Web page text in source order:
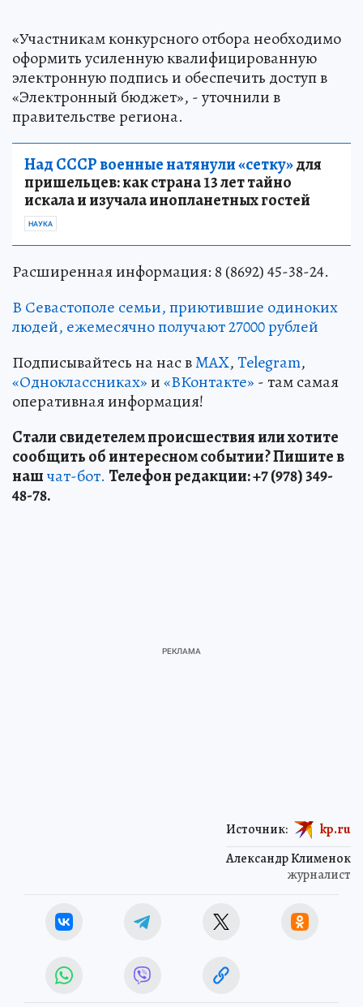
«Участникам конкурсного отбора необходимо
оформить усиленную квалифицированную
электронную подпись и обеспечить доступ в
«Электронный бюджет», - уточнили в
правительстве региона.
Над СССР военные натянули «сетку»для
пришельцев: как страна 13 лет тайно
искала и изучала инопланетных гостей
НАУКА
Расширенная информация: 8 (8692) 45-38-24.
В Севастополе семьи, приютившие одиноких
людей, ежемесячно получают 27000 рублей
Подписывайтесь на нас вMAX,Telegram,
«Одноклассниках»и«ВКонтакте» - там самая
оперативная информация!
Стали свидетелем происшествия или хотите
сообщить об интересном событии? Пишите в
нашчат-бот. Телефон редакции: +7 (978) 349-
48-78.
Александр Клименок
журналист
Источник: kp.ru